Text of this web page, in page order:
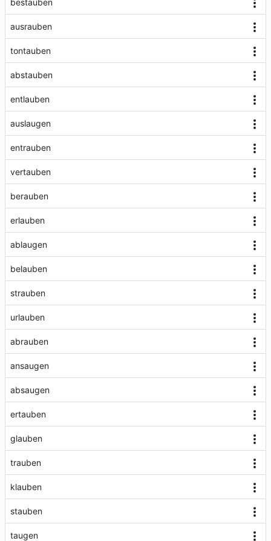
bestauben
ausrauben
tontauben
abstauben
entlauben
auslaugen
entrauben
vertauben
berauben
erlauben
ablaugen
belauben
strauben
urlauben
abrauben
ansaugen
absaugen
ertauben
glauben
trauben
klauben
stauben
taugen